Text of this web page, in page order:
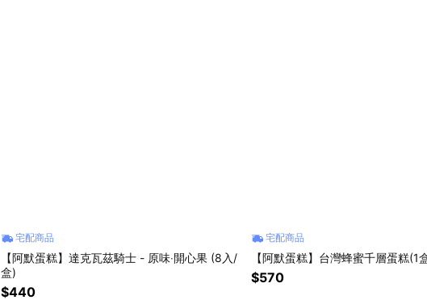
宅配商品
【阿默蛋糕】達克瓦茲騎士 - 原味‧開心果 (8入/
盒)
$440
宅配商品
【阿默蛋糕】台灣蜂蜜千層蛋糕(1
$570